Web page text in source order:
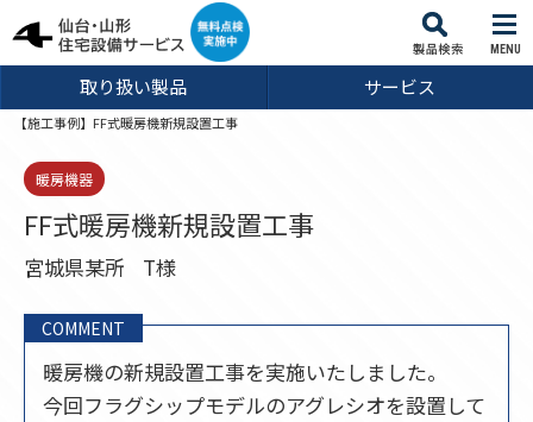
MENU
取り扱い製品 サービス
【施工事例】FF式暖房機新規設置工事
暖房機器
FF式暖房機新規設置工事
宮城県某所 T様
COMMENT
暖房機の新規設置工事を実施いたしました。
今回フラグシップモデルのアグレシオを設置して